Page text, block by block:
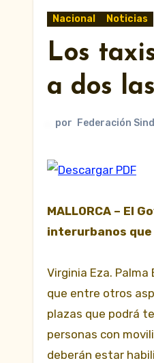
Nacional Noticias
Los
a dos
por Federación
MALLORCA – El
interurbanos
Virginia Eza.
que entre otros
plazas que podrá
personas con
deberán estar